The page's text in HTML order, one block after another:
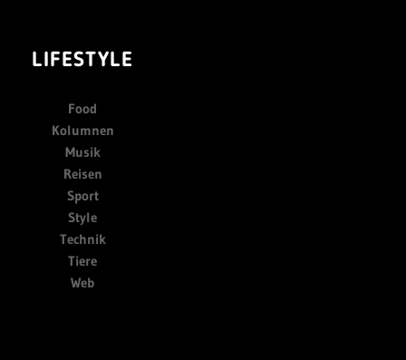
LIFESTYLE
Food
Kolumnen
Musik
Reisen
Sport
Style
Technik
Tiere
Web